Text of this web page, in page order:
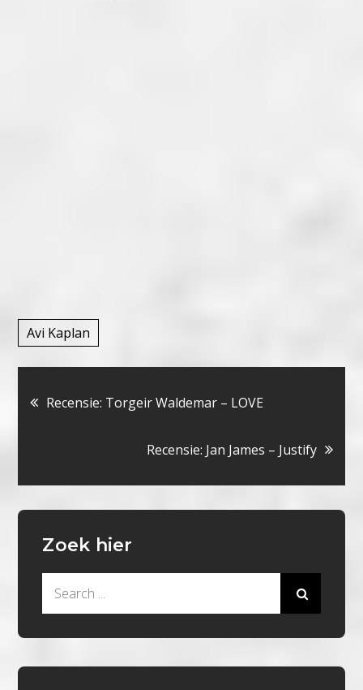
Avi Kaplan
Bericht
navigatie
Recensie: Torgeir Waldemar – LOVE
Recensie: Jan James – Justify
Zoek hier